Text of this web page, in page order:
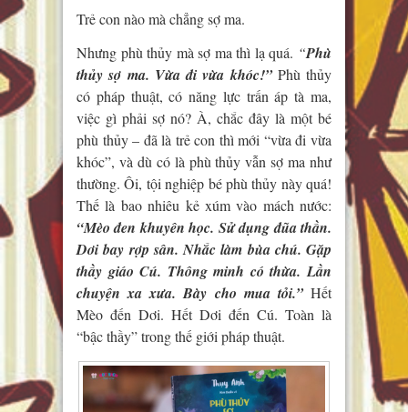
Trẻ con nào mà chẳng sợ ma.
Nhưng phù thủy mà sợ ma thì lạ quá. “Phù
thủy sợ ma. Vừa đi vừa khóc!”Phù thủy
có pháp thuật, có năng lực trấn áp tà ma,
việc gì phải sợ nó? À, chắc đây là một bé
phù thủy – đã là trẻ con thì mới “vừa đi vừa
khóc”, và dù có là phù thủy vẫn sợ ma như
thường. Ôi, tội nghiệp bé phù thủy này quá!
Thế là bao nhiêu kẻ xúm vào mách nước:
“Mèo đen khuyên học. Sử dụng đũa thần.
Dơi bay rợp sân. Nhắc làm bùa chú. Gặp
thầy giáo Cú. Thông minh có thừa. Lần
chuyện xa xưa. Bày cho mua tỏi.”Hết
Mèo đến Dơi. Hết Dơi đến Cú. Toàn là
“bậc thầy” trong thế giới pháp thuật.